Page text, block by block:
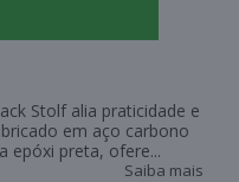
Stolf alia praticidade e
em aço carbono
epóxi preta, ofere...
Saiba mais